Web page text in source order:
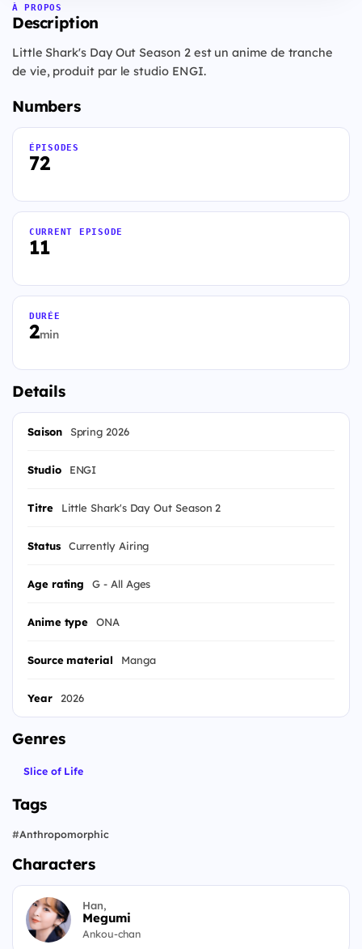
À PROPOS
Description
Little Shark's Day Out Season 2 est un anime de tranche
de vie, produit par le studio ENGI.
Numbers
72
ÉPISODES
11
CURRENT EPISODE
2min
DURÉE
Details
Saison Spring 2026
Studio ENGI
Titre Little Shark's Day Out Season 2
Status Currently Airing
Age rating G - All Ages
Anime type ONA
Source material Manga
Year 2026
Genres
Slice of Life
Tags
#Anthropomorphic
Characters
Han,
Megumi
Ankou-chan